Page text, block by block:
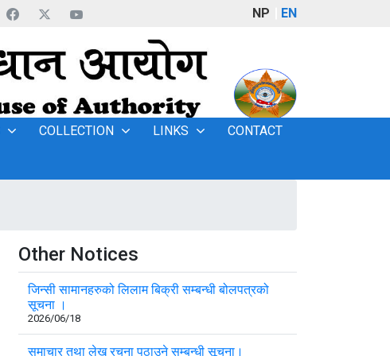
NP EN
COLLECTION LINKS CONTACT
Other Notices
जिन्सी सामानहरुको लिलाम बिक्री सम्बन्धी बोलपत्रको
सूचना ।
2026/06/18
समाचार तथा लेख रचना पठाउने सम्बन्धी सूचना।